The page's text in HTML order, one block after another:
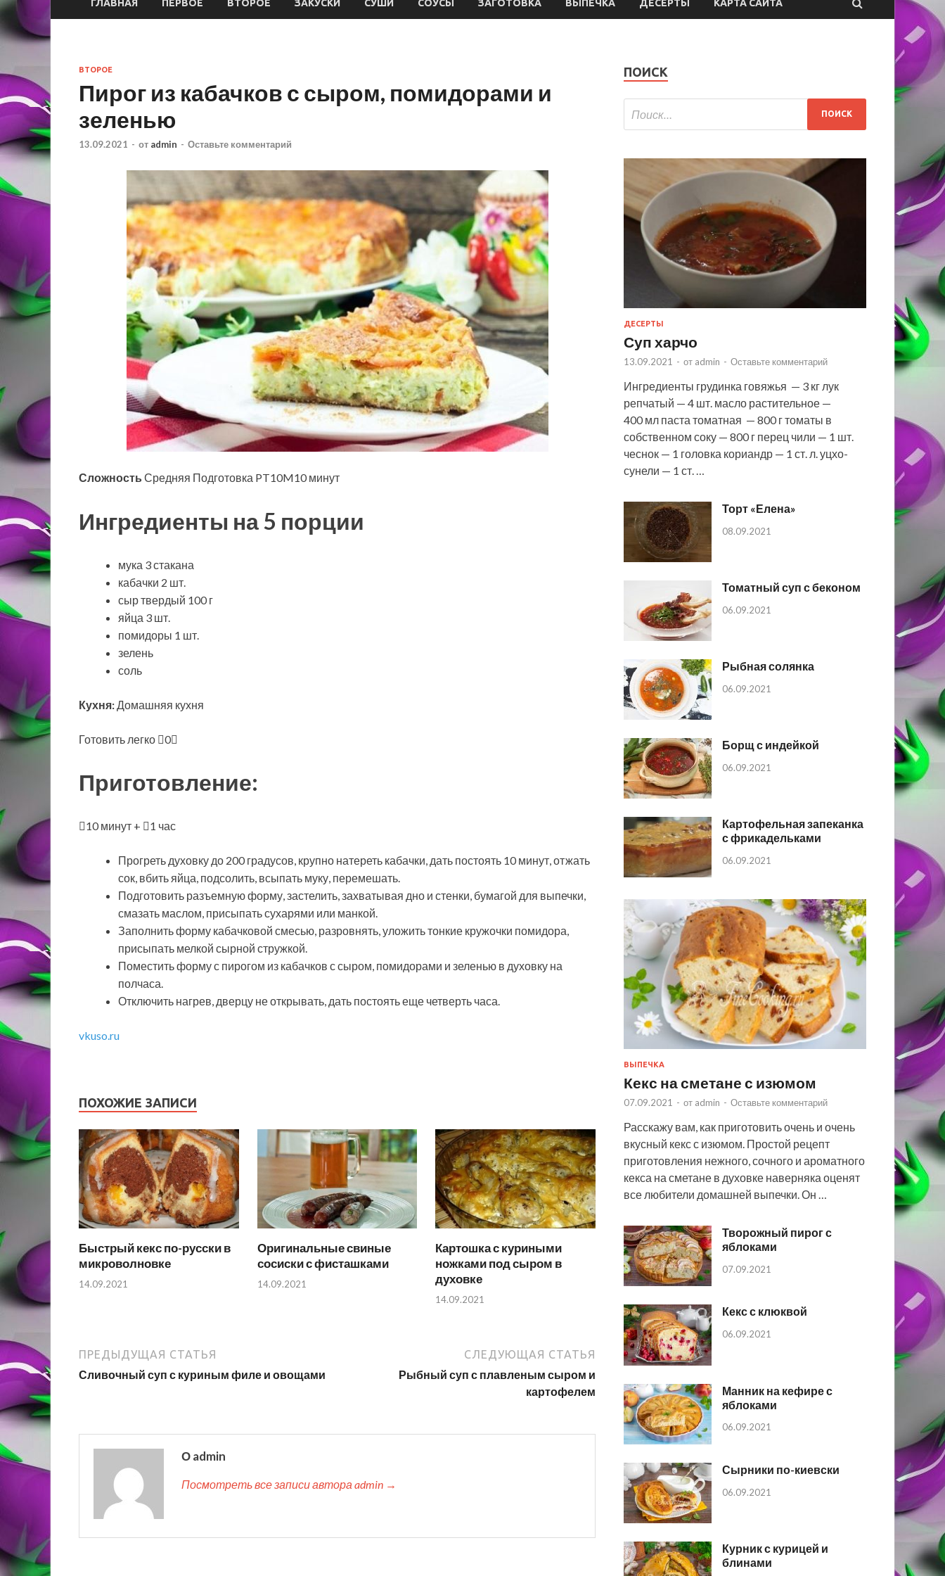
ГЛАВНАЯ ПЕРВОЕ ВТОРОЕ ЗАКУСКИ СУШИ СОУСЫ ЗАГОТОВКА ВЫПЕЧКА ДЕСЕРТЫ КАРТА САЙТА
ВТОРОЕ
Пирог из кабачков с сыром, помидорами и
зеленью
13.09.2021 - от admin - Оставьте комментарий
Сложность Средняя Подготовка PT10M10 минут
Ингредиенты на 5 порции
мука 3 стакана
кабачки 2 шт.
сыр твердый 100 г
яйца 3 шт.
помидоры 1 шт.
зелень
соль
Кухня: Домашняя кухня
Готовить легко 0
Приготовление:
10 минут + 1 час
Прогреть духовку до 200 градусов, крупно натереть кабачки, дать постоять 10 минут, отжать
сок, вбить яйца, подсолить, всыпать муку, перемешать.
Подготовить разъемную форму, застелить, захватывая дно и стенки, бумагой для выпечки,
смазать маслом, присыпать сухарями или манкой.
Заполнить форму кабачковой смесью, разровнять, уложить тонкие кружочки помидора,
присыпать мелкой сырной стружкой.
Поместить форму с пирогом из кабачков с сыром, помидорами и зеленью в духовку на
полчаса.
Отключить нагрев, дверцу не открывать, дать постоять еще четверть часа.
vkuso.ru
ПОХОЖИЕ ЗАПИСИ
Быстрый кекс по-русски в
микроволновке
14.09.2021
Оригинальные свиные
сосиски с фисташками
14.09.2021
Картошка с куриными
ножками под сыром в
духовке
14.09.2021
ПРЕДЫДУЩАЯ СТАТЬЯ
Сливочный суп с куриным филе и овощами
СЛЕДУЮЩАЯ СТАТЬЯ
Рыбный суп с плавленым сыром и
картофелем
О admin
Посмотреть все записи автора admin →
ПОИСК
ДЕСЕРТЫ
Суп харчо
13.09.2021 - от admin - Оставьте комментарий
Ингредиенты грудинка говяжья — 3 кг лук
репчатый — 4 шт. масло растительное —
400 мл паста томатная — 800 г томаты в
собственном соку — 800 г перец чили — 1 шт.
чеснок — 1 головка кориандр — 1 ст. л. уцхо-
сунели — 1 ст. …
Торт «Елена»
08.09.2021
Томатный суп с беконом
06.09.2021
Рыбная солянка
06.09.2021
Борщ с индейкой
06.09.2021
Картофельная запеканка
с фрикадельками
06.09.2021
ВЫПЕЧКА
Кекс на сметане с изюмом
07.09.2021 - от admin - Оставьте комментарий
Расскажу вам, как приготовить очень и очень
вкусный кекс с изюмом. Простой рецепт
приготовления нежного, сочного и ароматного
кекса на сметане в духовке наверняка оценят
все любители домашней выпечки. Он …
Творожный пирог с
яблоками
07.09.2021
Кекс с клюквой
06.09.2021
Манник на кефире с
яблоками
06.09.2021
Сырники по-киевски
06.09.2021
Курник с курицей и
блинами